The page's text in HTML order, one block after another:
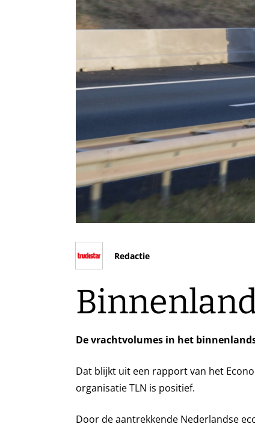
Redactie
De vrachtvolumes in het
Dat blijkt uit een rapport van het
organisatie TLN is positief.
Door de aantrekkende Nederlandse